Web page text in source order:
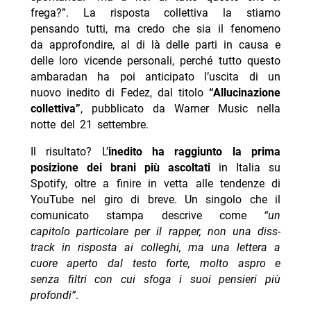
frega?”. La risposta collettiva la stiamo
pensando tutti, ma credo che sia il fenomeno
da approfondire, al di là delle parti in causa e
delle loro vicende personali, perché tutto questo
ambaradan ha poi anticipato l’uscita di un
nuovo inedito di Fedez, dal titolo“Allucinazione
collettiva”, pubblicato da Warner Music nella
notte del 21 settembre.
Il risultato? L’inedito ha raggiunto la prima
posizione dei brani più ascoltati in Italia su
Spotify, oltre a finire in vetta alle tendenze di
YouTube nel giro di breve. Un singolo che il
comunicato stampa descrive come “un
capitolo particolare per il rapper, non una diss-
track in risposta ai colleghi, ma una lettera a
cuore aperto dal testo forte, molto aspro e
senza filtri con cui sfoga i suoi pensieri più
profondi”.